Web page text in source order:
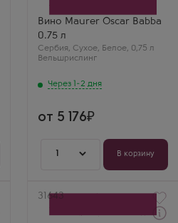
Вино Maurer Oscar Babba
0.75 л
Сербия, Сухое, Белое, 0,75 л
Вельшрислинг
Через 1-2 дня
Страна
Сербия
от 5 176
1 В корзину
Артикул
31643